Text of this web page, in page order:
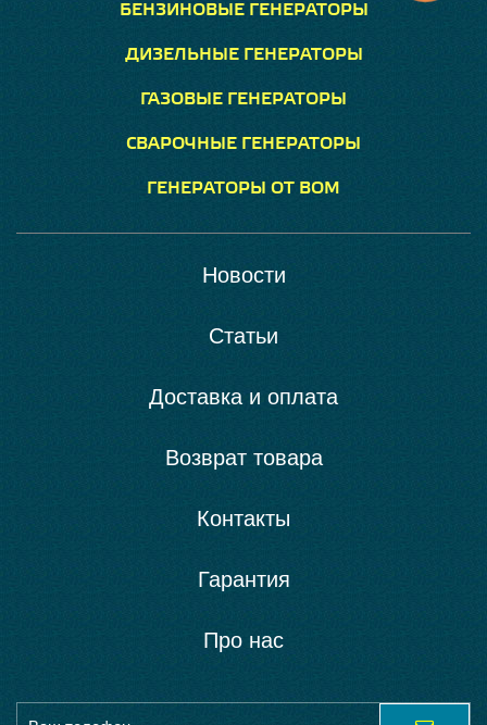
БЕНЗИНОВЫЕ ГЕНЕРАТОРЫ
ДИЗЕЛЬНЫЕ ГЕНЕРАТОРЫ
ГАЗОВЫЕ ГЕНЕРАТОРЫ
СВАРОЧНЫЕ ГЕНЕРАТОРЫ
ГЕНЕРАТОРЫ ОТ ВОМ
Новости
Статьи
Доставка и оплата
Возврат товара
Контакты
Гарантия
Про нас